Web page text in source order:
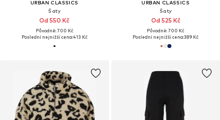
URBAN CLASSICS
Šaty
Od 550 Kč
Původně: 700 Kč
Poslední nejnižší cena:413 Kč
URBAN CLASSICS
Šaty
Od 525 Kč
Původně: 700 Kč
Poslední nejnižší cena:389 Kč